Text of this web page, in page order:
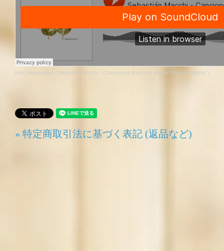
pdis_inpartmaint · Sebastián Macchi - Cancioncitá (from the album "Melodía baldía")
» 特定商取引法に基づく表記 (返品など)